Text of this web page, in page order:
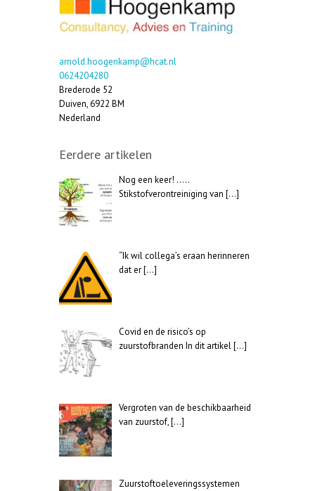
arnold.hoogenkamp@hcat.nl
0624204280
Brederode 52
Duiven,6922 BM
Nederland
Eerdere artikelen
Nog een keer! …..
Stikstofverontreiniging van […]
“Ik wil collega’s eraan herinneren
dat er[…]
Covid en de risico’s op
zuurstofbranden In dit artikel[…]
Vergroten van de beschikbaarheid
van zuurstof,[…]
Zuurstoftoeleveringssystemen